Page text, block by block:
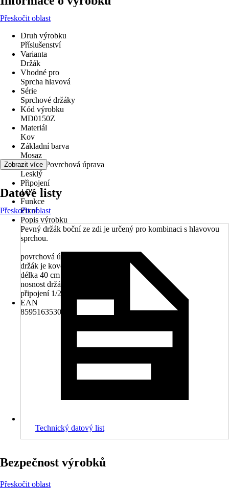
Přeskočit oblast
Druh výrobku
Příslušenství
Varianta
Držák
Vhodné pro
Sprcha hlavová
Série
Sprchové držáky
Kód výrobku
MD0150Z
Materiál
Kov
Základní barva
Mosaz
Povrch/Povrchová úprava
Lesklý
Připojení
1/2"
Funkce
Fixní
Popis výrobku
Pevný držák boční ze zdi je určený pro kombinaci s hlavovou
sprchou.
povrchová úprava PVD
držák je kovový
délka 40 cm
nosnost držáku 2,5 kg
připojení 1/2"
EAN
8595163530744
Zobrazit více
Datové listy
Přeskočit oblast
Technický datový list
Bezpečnost výrobků
Přeskočit oblast